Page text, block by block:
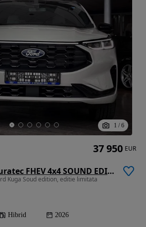
1 / 6
Ford Kuga 2.5 Duratec FHEV 4x4 SOUND EDITION
Kuga Soud edition, editie limitata
Hibrid 2026
37 950 EUR